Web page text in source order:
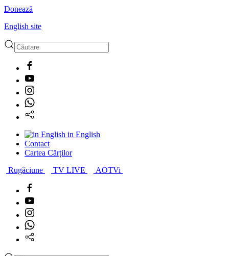
Donează
English site
in English
Contact
Cartea Cărților
Rugăciune
TV LIVE AOTVi